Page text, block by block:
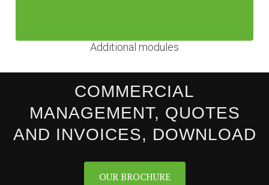
Additional modules
COMMERCIAL
MANAGEMENT, QUOTES
AND INVOICES, DOWNLOAD
OUR BROCHURE